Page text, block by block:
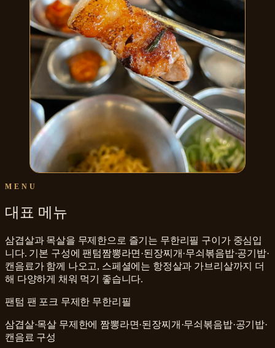
MENU
대표 메뉴
삼겹살과 목살을 무제한으로 즐기는 무한리필 구이가 중심입
니다. 기본 구성에 팬텀짬뽕라면·된장찌개·무쇠볶음밥·공기밥·
캔음료가 함께 나오고, 스페셜에는 항정살과 가브리살까지 더
해 다양하게 채워 먹기 좋습니다.
팬텀 팬 포크 무제한 무한리필
삼겹살·목살 무제한에 짬뽕라면·된장찌개·무쇠볶음밥·공기밥·
캔음료 구성